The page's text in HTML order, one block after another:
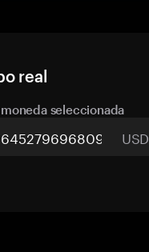
real
seleccionada
USD